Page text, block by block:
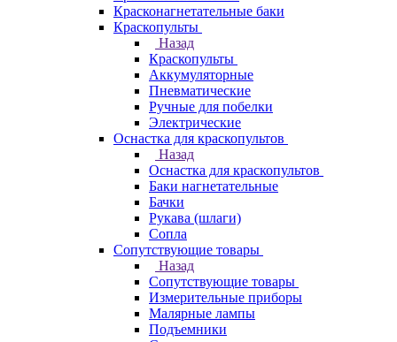
Красконагнетательные баки
Краскопульты
Назад
Краскопульты
Аккумуляторные
Пневматические
Ручные для побелки
Электрические
Оснастка для краскопультов
Назад
Оснастка для краскопультов
Баки нагнетательные
Бачки
Рукава (шлаги)
Сопла
Сопутствующие товары
Назад
Сопутствующие товары
Измерительные приборы
Малярные лампы
Подъемники